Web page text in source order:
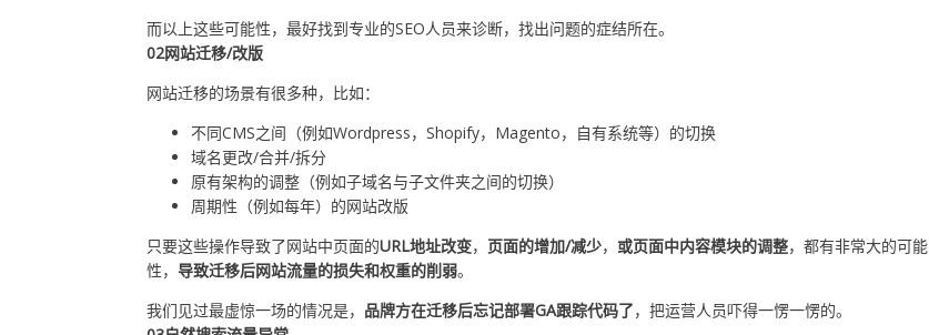
而以上这些可能性，最好找到专业的SEO人员来诊断，找出问题的症结所在。
02网站迁移/改版
网站迁移的场景有很多种，比如：
不同CMS之间（例如Wordpress，Shopify，Magento，自有系统等）的切换
域名更改/合并/拆分
原有架构的调整（例如子域名与子文件夹之间的切换）
周期性（例如每年）的网站改版
只要这些操作导致了网站中页面的URL地址改变， 页面的增加/减少， 或页面中内容模块的调整，都有非常大的可能
性， 导致迁移后网站流量的损失和权重的削弱。
我们见过最虚惊一场的情况是， 品牌方在迁移后忘记部署GA跟踪代码了，把运营人员吓得一愣一愣的。